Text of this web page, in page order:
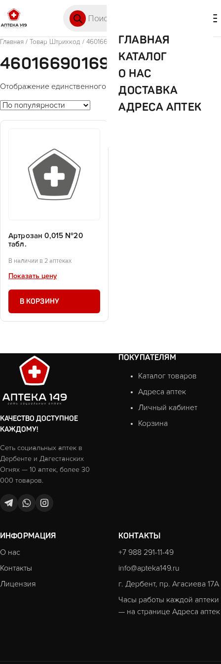
ГЛАВНАЯ
КАТАЛОГ
О НАС
ДОСТАВКА
АДРЕСА АПТЕК
Главная / Товар Штрихкод / 4601669016935
4601669016935
Отображение единственного товара
Артрозан 0,015 №20
табл.
В наличии в 2 аптеках
Показать цену
В КОРЗИНУ
КАЧЕСТВО ДОСТУПНОЕ
КАЖДОМУ!
Сеть социальных аптек в
Дербенте и Дагестанских
Огнях — 10 аптек, более 30
000 товаров.
ПОКУПАТЕЛЯМ
Каталог товаров
Адреса аптек
Личный кабинет
Корзина
ИНФОРМАЦИЯ
О нас
Контакты
Лицензия
КОНТАКТЫ
+7 988 291-11-49
info@apteka149.ru
г. Дербент, пр. Агасиева 17А
Часы работы каждой аптеки
— на странице Адреса аптек